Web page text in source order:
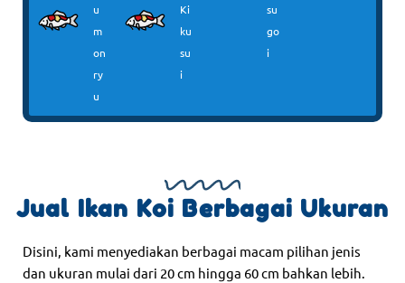
u
m
on
ry
u
Ki
ku
su
i
su
go
i
Jual Ikan Koi Berbagai Ukuran
Disini, kami menyediakan berbagai macam pilihan jenis
dan ukuran mulai dari 20 cm hingga 60 cm bahkan lebih.